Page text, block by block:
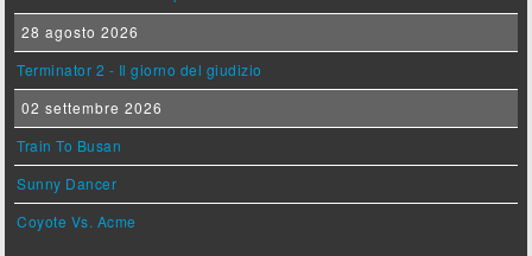
28 agosto 2026
Terminator 2 - Il giorno del giudizio
02 settembre 2026
Train To Busan
Sunny Dancer
Coyote Vs. Acme